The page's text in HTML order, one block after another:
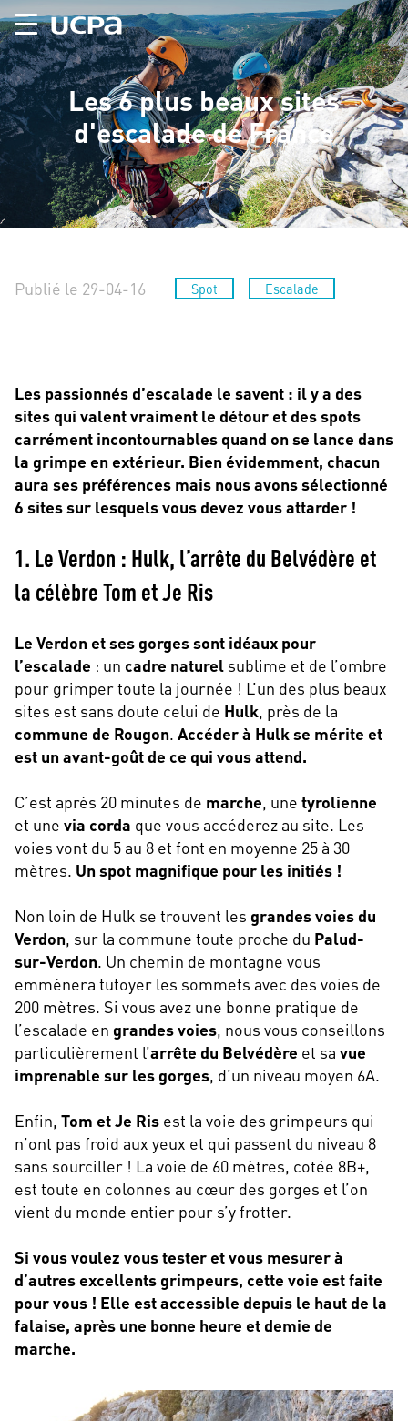
Les 6 plus beaux sites
d'escalade de France
Publié le 29-04-16 Spot Escalade
Les passionnés d’escalade le savent : il y a des
sites qui valent vraiment le détour et des spots
carrément incontournables quand on se lance dans
la grimpe en extérieur. Bien évidemment, chacun
aura ses préférences mais nous avons sélectionné
6 sites sur lesquels vous devez vous attarder !
1. Le Verdon : Hulk, l’arrête du Belvédère et
la célèbre Tom et Je Ris
Le Verdon et ses gorges sont idéaux pour
l’escalade : un cadre naturel sublime et de l’ombre
pour grimper toute la journée ! L’un des plus beaux
sites est sans doute celui de Hulk, près de la
commune de Rougon. Accéder à Hulk se mérite et
est un avant-goût de ce qui vous attend.
C’est après 20 minutes de marche, une tyrolienne
et une via corda que vous accéderez au site. Les
voies vont du 5 au 8 et font en moyenne 25 à 30
mètres. Un spot magnifique pour les initiés !
Non loin de Hulk se trouvent les grandes voies du
Verdon, sur la commune toute proche du Palud-
sur-Verdon. Un chemin de montagne vous
emmènera tutoyer les sommets avec des voies de
200 mètres. Si vous avez une bonne pratique de
l’escalade en grandes voies, nous vous conseillons
particulièrement l’arrête du Belvédère et sa vue
imprenable sur les gorges, d’un niveau moyen 6A.
Enfin, Tom et Je Ris est la voie des grimpeurs qui
n’ont pas froid aux yeux et qui passent du niveau 8
sans sourciller ! La voie de 60 mètres, cotée 8B+,
est toute en colonnes au cœur des gorges et l’on
vient du monde entier pour s’y frotter.
Si vous voulez vous tester et vous mesurer à
d’autres excellents grimpeurs, cette voie est faite
pour vous ! Elle est accessible depuis le haut de la
falaise, après une bonne heure et demie de
marche.